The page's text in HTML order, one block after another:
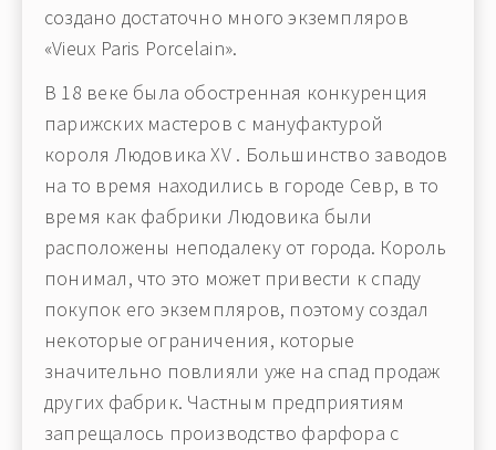
создано достаточно много экземпляров
«Vieux Paris Porcelain».
В 18 веке была обостренная конкуренция
парижских мастеров с мануфактурой
короля Людовика XV . Большинство заводов
на то время находились в городе Севр, в то
время как фабрики Людовика были
расположены неподалеку от города. Король
понимал, что это может привести к спаду
покупок его экземпляров, поэтому создал
некоторые ограничения, которые
значительно повлияли уже на спад продаж
других фабрик. Частным предприятиям
запрещалось производство фарфора с